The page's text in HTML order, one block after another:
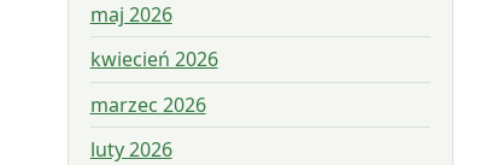
maj 2026
kwiecień 2026
marzec 2026
luty 2026